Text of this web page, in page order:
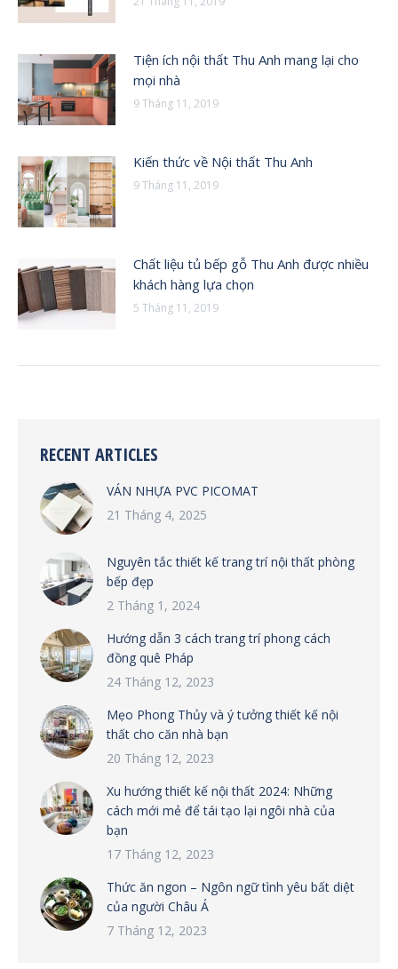
Tiện ích nội thất Thu Anh mang lại cho
mọi nhà
9 Tháng 11, 2019
Kiến thức về Nội thất Thu Anh
9 Tháng 11, 2019
Chất liệu tủ bếp gỗ Thu Anh được nhiều
khách hàng lựa chọn
5 Tháng 11, 2019
RECENT ARTICLES
VÁN NHỰA PVC PICOMAT
21 Tháng 4, 2025
Nguyên tắc thiết kế trang trí nội thất phòng
bếp đẹp
2 Tháng 1, 2024
Hướng dẫn 3 cách trang trí phong cách
đồng quê Pháp
24 Tháng 12, 2023
Mẹo Phong Thủy và ý tưởng thiết kế nội
thất cho căn nhà bạn
20 Tháng 12, 2023
Xu hướng thiết kế nội thất 2024: Những
cách mới mẻ để tái tạo lại ngôi nhà của
bạn
17 Tháng 12, 2023
Thức ăn ngon – Ngôn ngữ tình yêu bất diệt
của người Châu Á
7 Tháng 12, 2023